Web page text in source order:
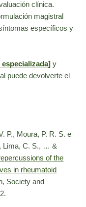
clínica.
magistral
específicos y
y
puede devolverte el
P., Moura, P. R. S. e
Lima, C. S., … &
of the
in rheumatoid
Society and